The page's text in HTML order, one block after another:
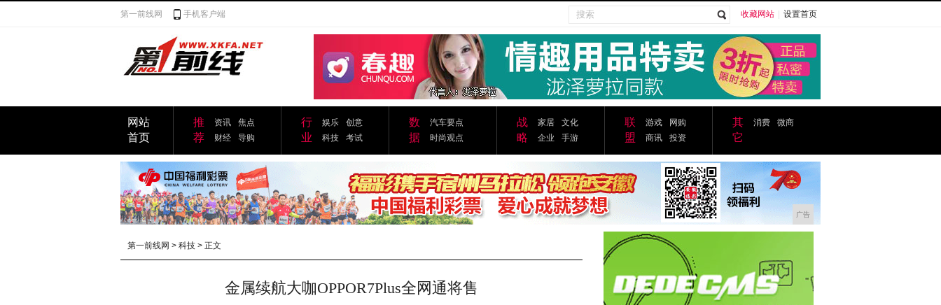
第一前线网 手机客户端 收藏网站 设置首页
网站
首页
推
荐
资讯
焦点
财经
导购
行
业
娱乐
创意
科技
考试
数
据
汽车要点
时尚观点
战
略
家居
文化
企业
手游
联
盟
游戏
网购
商讯
投资
其
它
消费 微商
广告
第一前线网 > 科技 > 正文
金属续航大咖OPPOR7Plus全网通将售